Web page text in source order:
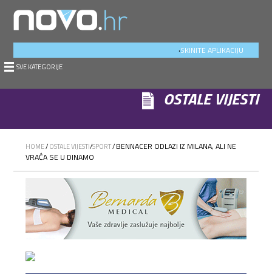
SKINITE APLIKACIJU
.
SVE KATEGORIJE
OSTALE VIJESTI
HOME/OSTALE VIJESTI/SPORT/BENNACER ODLAZI IZ MILANA, ALI NE
VRAĆA SE U DINAMO